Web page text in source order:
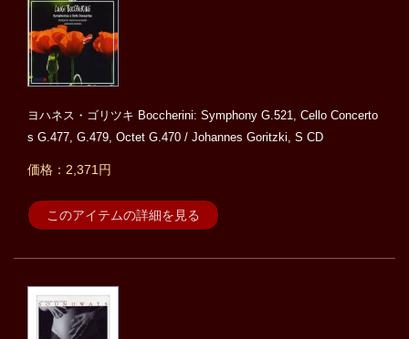
ヨハネス・ゴリツキ Boccherini: Symphony G.521, Cello Concerto
s G.477, G.479, Octet G.470 / Johannes Goritzki, S CD
価格：2,371円
このアイテムの詳細を見る